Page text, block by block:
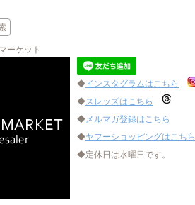
ーケット
◆インスタグラムはこちら
◆スレッズはこちら
◆メルマガ登録はこちら
◆ヤフーショッピングはこちら
◆定休日は水曜日です。